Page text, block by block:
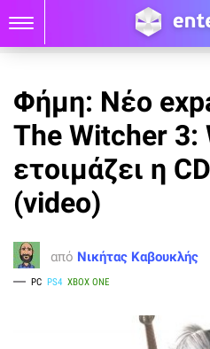
Φήμη: Νέο
The Witcher 3:
ετοιμάζει η
(video)
από Νικήτας Καβουκλής
PC PS4 XBOX ONE